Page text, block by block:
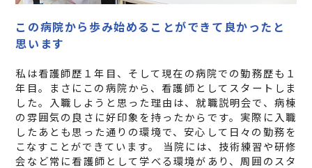
この病院から歩み始めることができて良かったと
思います
私は看護師歴１年目、そして現在の病院での勤務歴も１
年目。まさにこの病院から、看護師としてスタートしま
した。入職しようと思った理由は、就職説明会で、病棟
の雰囲気の良さに好印象を持ったからです。実際に入職
したあとも思った通りの環境で、安心して日々の勤務を
こなすことができています。 当院には、技術練習や研修
会など常に看護師として学べる環境があり、周囲のスタ